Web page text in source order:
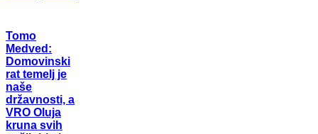
Tomo
Medved:
Domovinski
rat temelj je
naše
državnosti, a
VRO Oluja
kruna svih